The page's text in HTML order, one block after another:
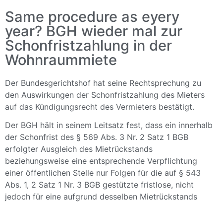
Same procedure as eyery
year? BGH wieder mal zur
Schonfristzahlung in der
Wohnraummiete
Der Bundesgerichtshof hat seine Rechtsprechung zu
den Auswirkungen der Schonfristzahlung des Mieters
auf das Kündigungsrecht des Vermieters bestätigt.
Der BGH hält in seinem Leitsatz fest, dass ein innerhalb
der Schonfrist des § 569 Abs. 3 Nr. 2 Satz 1 BGB
erfolgter Ausgleich des Mietrückstands
beziehungsweise eine entsprechende Verpflichtung
einer öffentlichen Stelle nur Folgen für die auf § 543
Abs. 1, 2 Satz 1 Nr. 3 BGB gestützte fristlose, nicht
jedoch für eine aufgrund desselben Mietrückstands